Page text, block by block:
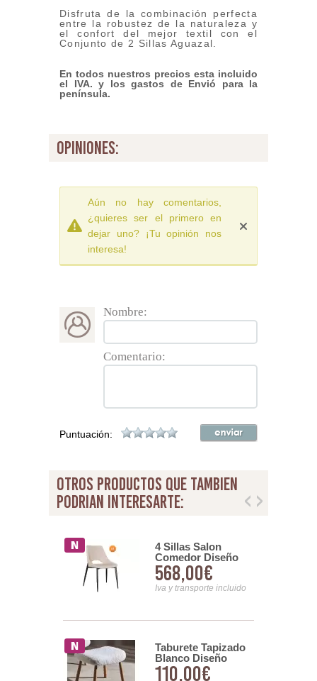
Disfruta de la combinación perfecta
entre la robustez de la naturaleza y
el confort del mejor textil con el
Conjunto de 2 Sillas Aguazal.
En todos nuestros precios esta incluido
el IVA. y los gastos de Envió para la
península.
opiniones:
Aún no hay comentarios,
¿quieres ser el primero en
dejar uno? ¡Tu opinión nos
interesa!
Nombre:
Comentario:
Puntuación:
otros productos que tambien
podrian interesarte:
4 Sillas Salon
Comedor Diseño
Moderno Tapizado
Beige Adiska
568,00€
Iva y transporte incluido
Taburete Tapizado
Blanco Diseño
Actual Serie Kirk
110,00€